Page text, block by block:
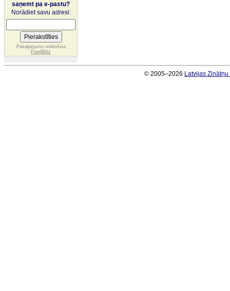
saņemt pa e-pastu?
Norādiet savu adresi:
Pakalpojumu nodrošina
FeedBlitz
© 2005–2026 Latvijas